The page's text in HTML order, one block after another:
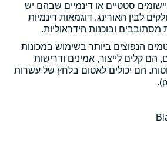
סטטיים או דינמיים שבהם יש
לבין האורינג. דוגמאות דינמיות
מסתובבים ובוכנות הידראוליות.
הנפוצים ביותר בשימוש במכונות
הם קלים לייצור, אמינים ודרישות
הם יכולים לאטום בלחץ של עשרות